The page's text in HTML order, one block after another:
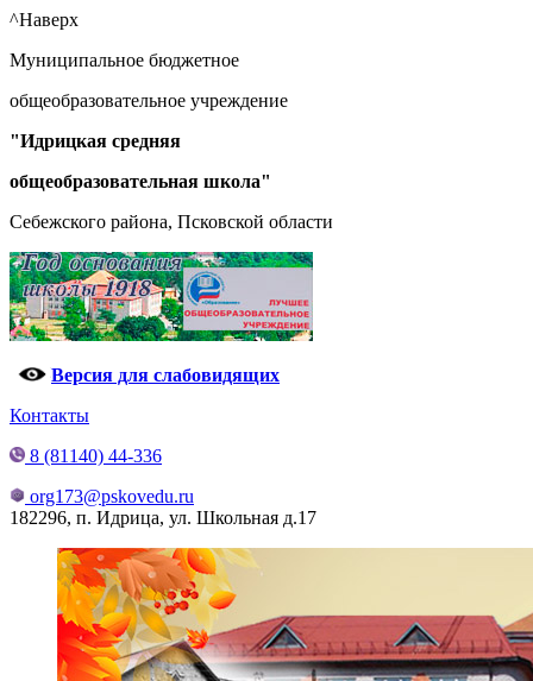
^Наверх
Муниципальное бюджетное
общеобразовательное учреждение
"Идрицкая средняя
общеобразовательная школа"
Себежского района, Псковской области
Версия для слабовидящих
Контакты
8 (81140) 44-336
org173@pskovedu.ru
182296, п. Идрица, ул. Школьная д.17